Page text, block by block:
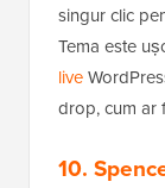
singur clic
Tema este
live
drop, cum ar
10.